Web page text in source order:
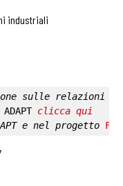
industriali
sulle relazioni
clicca qui
e nel progetto